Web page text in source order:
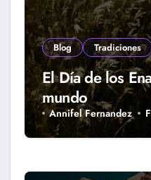
Blog Tradiciones
El Día de los
mundo
Annifel Fernandez